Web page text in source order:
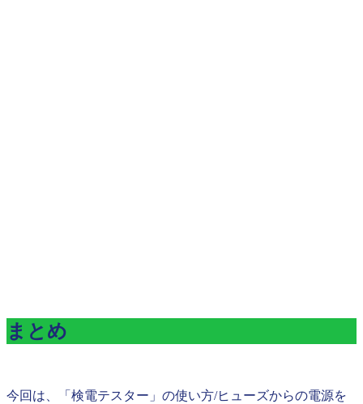
まとめ
今回は、「検電テスター」の使い方/ヒューズからの電源を